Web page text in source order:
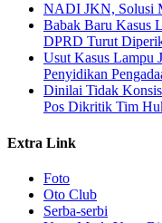
NADI JKN, Solusi
Babak Baru Kasus
DPRD Turut
Usut Kasus Lampu
Penyidikan
Dinilai Tidak
Pos Dikritik Tim
Extra Link
Foto
Oto Club
Serba-serbi